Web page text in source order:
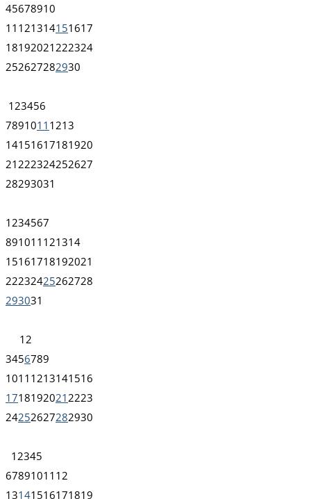
45678910
11 121314151617
18192021 222324
252627282930
1 23456
7891011 1213
14151617181920
21 222324252627
28293031
1 234567
891011 121314
15161718192021
22232425262728
293031
1 2
3456789
1011 1213141516
1718192021 2223
24252627282930
1 2345
67891011 12
13141516171819